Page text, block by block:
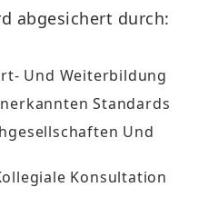
abgesichert durch:
Und Weiterbildung
Standards
Und
Konsultation